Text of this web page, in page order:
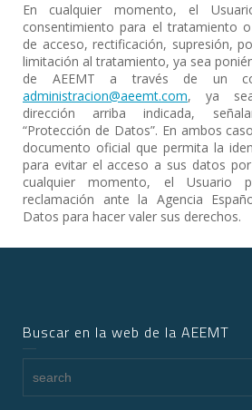
En cualquier momento, el
consentimiento para el tratamiento
de acceso, rectificación, supresión,
limitación al tratamiento, ya sea
de AEEMT a través de un
administracion@aeemt.com, ya
dirección arriba indicada,
“Protección de Datos”. En ambos
documento oficial que permita la
para evitar el acceso a sus datos
cualquier momento, el Usuario
reclamación ante la Agencia
Datos para hacer valer sus derechos.
Buscar en la web de la AEEMT